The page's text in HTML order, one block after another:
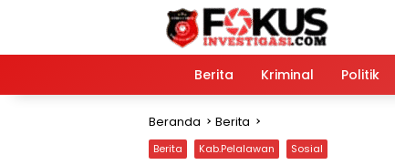
HomeBerita Kriminal Politik
Beranda Berita
Berita Kab.Pelalawan Sosial